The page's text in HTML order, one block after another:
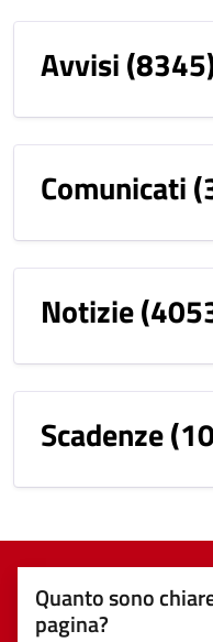
Avvisi
Comunicati
Notizie
Scadenze
Quanto sono
pagina?